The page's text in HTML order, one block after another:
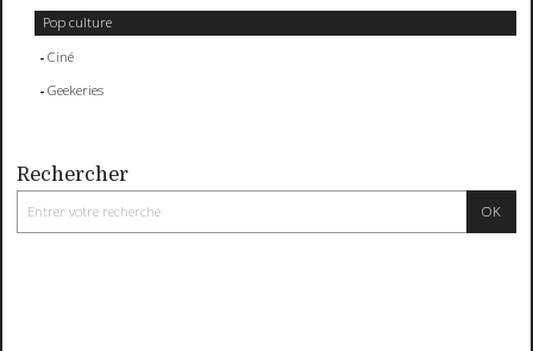
Pop culture
Ciné
Geekeries
Rechercher